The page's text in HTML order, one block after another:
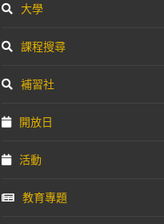
大學
課程搜尋
補習社
開放日
活動
教育專題